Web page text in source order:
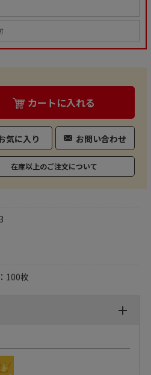
カートに入れる
気に入り お問い合わせ
在庫以上のご注文について
100枚